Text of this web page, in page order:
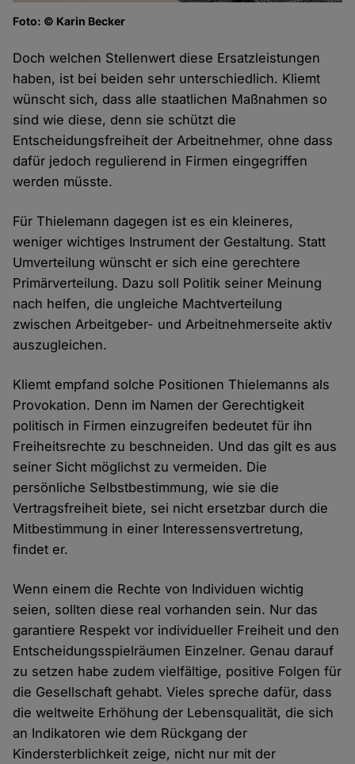
Foto: © Karin Becker
Doch welchen Stellenwert diese Ersatzleistungen
haben, ist bei beiden sehr unterschiedlich. Kliemt
wünscht sich, dass alle staatlichen Maßnahmen so
sind wie diese, denn sie schützt die
Entscheidungsfreiheit der Arbeitnehmer, ohne dass
dafür jedoch regulierend in Firmen eingegriffen
werden müsste.
Für Thielemann dagegen ist es ein kleineres,
weniger wichtiges Instrument der Gestaltung. Statt
Umverteilung wünscht er sich eine gerechtere
Primärverteilung. Dazu soll Politik seiner Meinung
nach helfen, die ungleiche Machtverteilung
zwischen Arbeitgeber- und Arbeitnehmerseite aktiv
auszugleichen.
Kliemt empfand solche Positionen Thielemanns als
Provokation. Denn im Namen der Gerechtigkeit
politisch in Firmen einzugreifen bedeutet für ihn
Freiheitsrechte zu beschneiden. Und das gilt es aus
seiner Sicht möglichst zu vermeiden. Die
persönliche Selbstbestimmung, wie sie die
Vertragsfreiheit biete, sei nicht ersetzbar durch die
Mitbestimmung in einer Interessensvertretung,
findet er.
Wenn einem die Rechte von Individuen wichtig
seien, sollten diese real vorhanden sein. Nur das
garantiere Respekt vor individueller Freiheit und den
Entscheidungsspielräumen Einzelner. Genau darauf
zu setzen habe zudem vielfältige, positive Folgen für
die Gesellschaft gehabt. Vieles spreche dafür, dass
die weltweite Erhöhung der Lebensqualität, die sich
an Indikatoren wie dem Rückgang der
Kindersterblichkeit zeige, nicht nur mit der